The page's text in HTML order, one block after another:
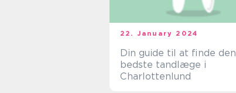
22. January 2024
Din guide til at finde den
bedste tandlæge i
Charlottenlund